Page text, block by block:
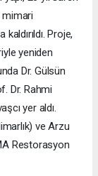
mimari
Proje,
yeniden
Dr. Gülsün
Dr. Rahmi
yer aldı.
ve Arzu
Restorasyon